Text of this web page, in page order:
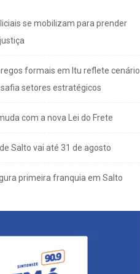
se mobilizam para prender
formais em Itu reflete cenário
setores estratégicos
com a nova Lei do Frete
Salto vai até 31 de agosto
primeira franquia em Salto